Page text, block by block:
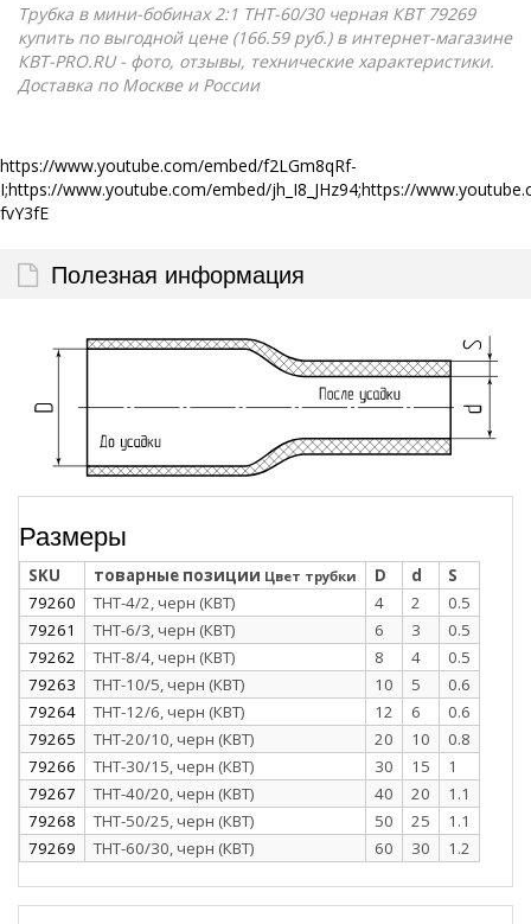
Трубка в мини-бобинах 2:1 ТНТ-60/30 черная КВТ 79269
купить по выгодной цене (166.59 руб.) в интернет-магазине
КВТ-PRO.RU - фото, отзывы, технические характеристики.
Доставка по Москве и России
https://www.youtube.com/embed/f2LGm8qRf-
I;https://www.youtube.com/embed/jh_I8_JHz94;https://
fvY3fE
Полезная информация
Размеры
SKU товарные позиции Цвет трубки D d
S
79260
ТНТ-4/2, черн (КВТ) 4 2
0.5
79261
ТНТ-6/3, черн (КВТ) 6 3
0.5
79262
ТНТ-8/4, черн (КВТ) 8 4
0.5
79263
ТНТ-10/5, черн (КВТ) 10 5
0.6
79264
ТНТ-12/6, черн (КВТ) 12 6
0.6
79265
ТНТ-20/10, черн (КВТ) 20 10
0.8
79266
ТНТ-30/15, черн (КВТ) 30 15
1
79267
ТНТ-40/20, черн (КВТ) 40 20
1.1
79268
ТНТ-50/25, черн (КВТ) 50 25
1.1
79269
ТНТ-60/30, черн (КВТ) 60 30 1.2